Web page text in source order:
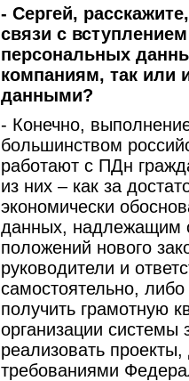
- Сергей,
связи с
персональных
компаниям, так или
данными?
- Конечно,
большинством
работают с ПДн
из них – как за
экономически
данных, надлежащим
положений нового
руководители и
самостоятельно,
получить грамотную
организации системы
реализовать
требованиями